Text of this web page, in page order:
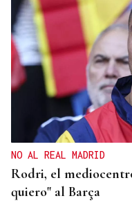
NO AL REAL MADRID
Rodri, el
quiero" al Barça